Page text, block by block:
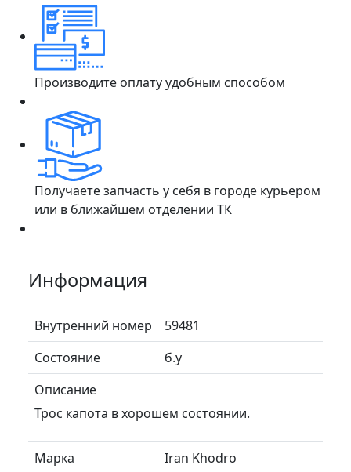
Производите оплату удобным способом
Получаете запчасть у себя в городе курьером
или в ближайшем отделении ТК
Информация
Внутренний номер
59481
Состояние
б.у
Описание
Трос капота в хорошем состоянии.
Марка
Iran Khodro